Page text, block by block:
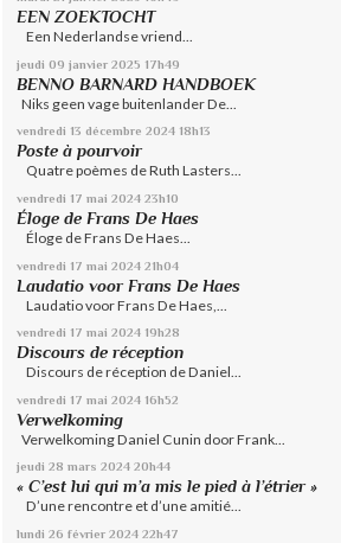
EEN ZOEKTOCHT
Een Nederlandse vriend...
jeudi 09 janvier 2025 17h49
BENNO BARNARD HANDBOEK
Niks geen vage buitenlander De...
vendredi 13 décembre 2024 18h13
Poste à pourvoir
Quatre poèmes de Ruth Lasters...
vendredi 17 mai 2024 23h10
Éloge de Frans De Haes
Éloge de Frans De Haes...
vendredi 17 mai 2024 21h04
Laudatio voor Frans De Haes
Laudatio voor Frans De Haes,...
vendredi 17 mai 2024 19h28
Discours de réception
Discours de réception de Daniel...
vendredi 17 mai 2024 16h52
Verwelkoming
Verwelkoming Daniel Cunin door Frank...
jeudi 28 mars 2024 20h44
« C’est lui qui m’a mis le pied à l’étrier »
D’une rencontre et d’une amitié...
lundi 26 février 2024 22h47